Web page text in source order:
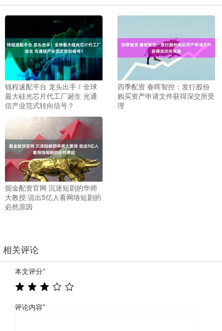
钱程速配平台 龙头出手！全球
最大硅光芯片代工厂诞生 光通
信产业范式转向信号？
四季配资 春晖智控：发行股份
购买资产申请文件获得深交所受
理
掘金配资官网 沉迷短剧的华师
大教授 说出5亿人看网络短剧的
必然原因
相关评论
本文评分*
评论内容*